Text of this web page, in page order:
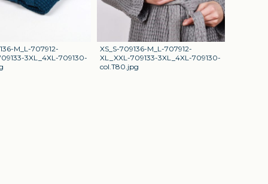
M_L-707912-
3XL_4XL-709130-
XS_S-709136-M_L-707912-
XL_XXL-709133-3XL_4XL-709130-
col.T80.jpg